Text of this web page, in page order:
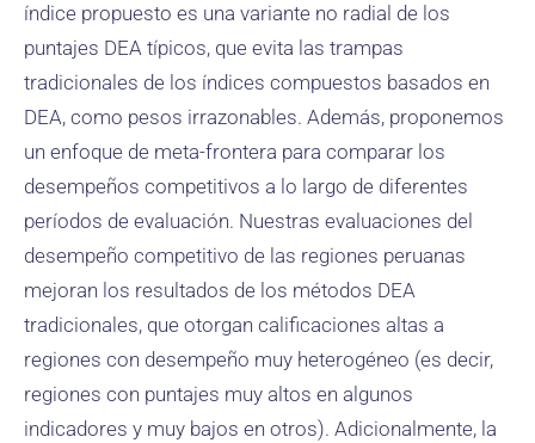
índice propuesto es una variante no radial de los
puntajes DEA típicos, que evita las trampas
tradicionales de los índices compuestos basados ​​en
DEA, como pesos irrazonables. Además, proponemos
un enfoque de meta-frontera para comparar los
desempeños competitivos a lo largo de diferentes
períodos de evaluación. Nuestras evaluaciones del
desempeño competitivo de las regiones peruanas
mejoran los resultados de los métodos DEA
tradicionales, que otorgan calificaciones altas a
regiones con desempeño muy heterogéneo (es decir,
regiones con puntajes muy altos en algunos
indicadores y muy bajos en otros). Adicionalmente, la